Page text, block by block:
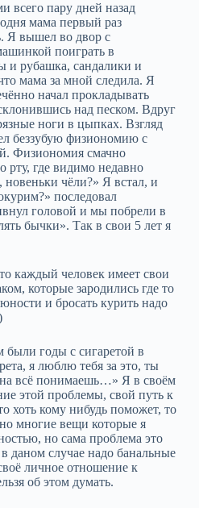
всего пару дней назад
мама первый раз
Я вышел во двор с
поиграть в
и рубашка, сандалики и
мама за мной следила. Я
начал прокладывать
над песком. Вдруг
ноги в цыпках. Взгляд
беззубую физиономию с
Физиономия смачно
рту, где видимо недавно
чёли?» Я встал, и
последовал
головой и мы побрели в
бычки». Так в свои 5 лет я
каждый человек имеет свои
которые зародились где то
и бросать курить надо
годы с сигаретой в
я люблю тебя за это, ты
всё понимаешь…» Я в своём
этой проблемы, свой путь к
хоть кому нибудь поможет, то
многие вещи которые я
но сама проблема это
даном случае надо банальные
личное отношение к
об этом думать.